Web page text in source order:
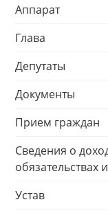
Аппарат
Глава
Депутаты
Документы
Прием граждан
Сведения о
обязательствах
Устав